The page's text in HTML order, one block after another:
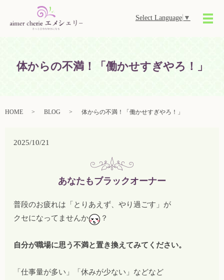
Select Language ▼
メ
体からの不満！「働かせすぎやろ！」
HOME BLOG 体からの不満！「働かせすぎやろ！」
2025/10/21
あなたもブラックオーナー
普段のお疲れは「とりあえず、やり過ごす」が
クセになってませんか
？
自分が職場に思う不満と置き換えてみてください。
「仕事量が多い」「休みが少ない」などなど